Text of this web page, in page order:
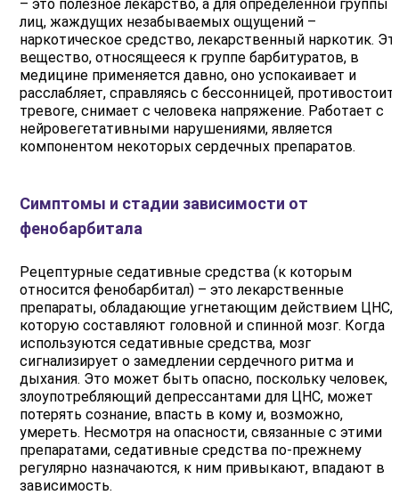
– это полезное лекарство, а для определенной группы
лиц, жаждущих незабываемых ощущений –
наркотическое средство, лекарственный наркотик.
вещество, относящееся к группе барбитуратов, в
медицине применяется давно, оно успокаивает и
расслабляет, справляясь с бессонницей, противостоит
тревоге, снимает с человека напряжение. Работает с
нейровегетативными нарушениями, является
компонентом некоторых сердечных препаратов.
Симптомы и стадии зависимости от
фенобарбитала
Рецептурные седативные средства (к которым
относится фенобарбитал) – это лекарственные
препараты, обладающие угнетающим действием ЦНС,
которую составляют головной и спинной мозг. Когда
используются седативные средства, мозг
сигнализирует о замедлении сердечного ритма и
дыхания. Это может быть опасно, поскольку человек,
злоупотребляющий депрессантами для ЦНС, может
потерять сознание, впасть в кому и, возможно,
умереть. Несмотря на опасности, связанные с этими
препаратами, седативные средства по-прежнему
регулярно назначаются, к ним привыкают, впадают в
зависимость.